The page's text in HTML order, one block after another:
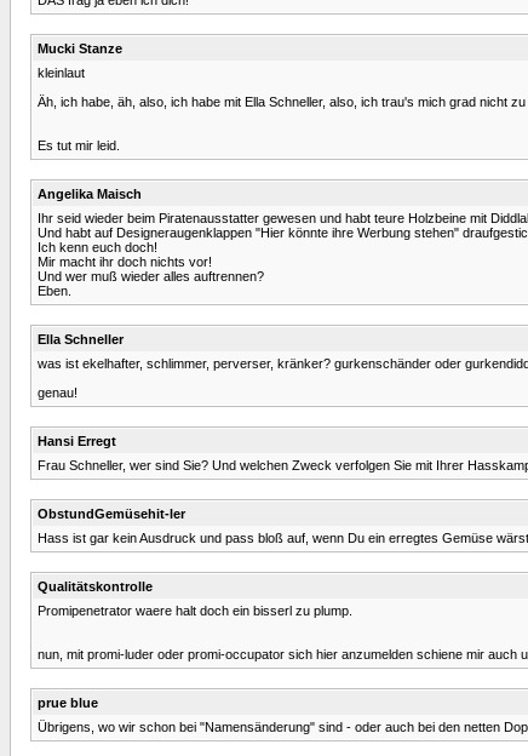
Mucki Stanze
kleinlaut
Äh, ich habe, äh, also, ich habe mit Ella Schneller, also, ich trau's mich grad nicht zu
Es tut mir leid.
Angelika Maisch
Ihr seid wieder beim Piratenausstatter gewesen und habt teure Holzbeine mit
Und habt auf Designeraugenklappen "Hier könnte ihre Werbung stehen"
Ich kenn euch doch!
Mir macht ihr doch nichts vor!
Und wer muß wieder alles auftrennen?
Eben.
Ella Schneller
was ist ekelhafter, schlimmer, perverser, kränker? gurkenschänder oder
genau!
Hansi Erregt
Frau Schneller, wer sind Sie? Und welchen Zweck verfolgen Sie mit Ihrer
ObstundGemüsehit-ler
Hass ist gar kein Ausdruck und pass bloß auf, wenn Du ein erregtes Gemüse
Qualitätskontrolle
Promipenetrator waere halt doch ein bisserl zu plump.
nun, mit promi-luder oder promi-occupator sich hier anzumelden schiene mir auch
prue blue
Übrigens, wo wir schon bei "Namensänderung" sind - oder auch bei den netten